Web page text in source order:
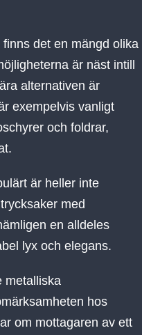
det en mängd olika
är näst intill
alternativen är
exempelvis vanligt
och foldrar,
är heller inte
med
en alldeles
lyx och elegans.
metalliska
hos
om mottagaren av ett